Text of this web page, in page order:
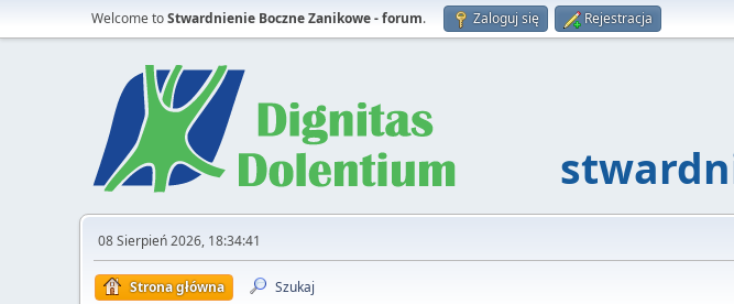
Welcome toStwardnienie Boczne Zanikowe - forum. Zaloguj się Rejestracja
08 Sierpień 2026, 18:34:41
Strona główna Szukaj